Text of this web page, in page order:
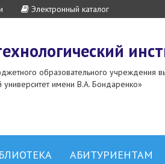
Электронный каталог
образовательного учреждения
имени В.А. Бондаренко»
АБИТУРИЕНТАМ